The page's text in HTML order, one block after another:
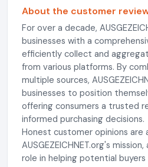
About the customer
For over a decade,
businesses with a
efficiently collect and
from various platforms. By
multiple sources,
businesses to position
offering consumers a trusted
informed purchasing decisions.
Honest customer opinions
AUSGEZEICHNET.org's
role in helping potential